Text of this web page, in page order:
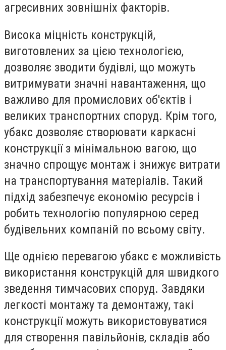
агресивних зовнішніх факторів.
Висока міцність конструкцій,
виготовлених за цією технологією,
дозволяє зводити будівлі, що можуть
витримувати значні навантаження, що
важливо для промислових об'єктів і
великих транспортних споруд. Крім того,
убакс дозволяє створювати каркасні
конструкції з мінімальною вагою, що
значно спрощує монтаж і знижує витрати
на транспортування матеріалів. Такий
підхід забезпечує економію ресурсів і
робить технологію популярною серед
будівельних компаній по всьому світу.
Ще однією перевагою убакс є можливість
використання конструкцій для швидкого
зведення тимчасових споруд. Завдяки
легкості монтажу та демонтажу, такі
конструкції можуть використовуватися
для створення павільйонів, складів або